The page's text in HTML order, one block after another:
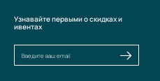
Узнавайте первыми о скидках и
ивентах